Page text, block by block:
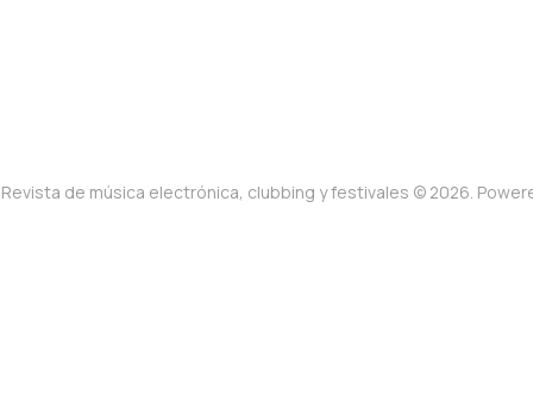
de música electrónica, clubbing y festivales © 2026.